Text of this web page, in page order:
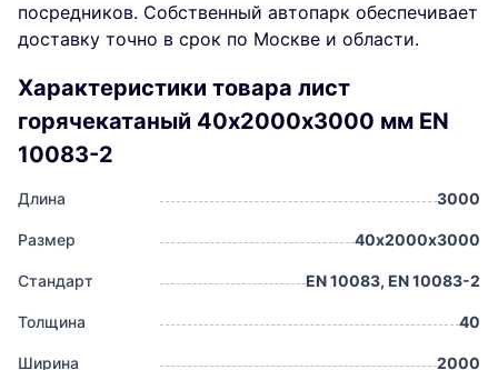
посредников. Собственный автопарк обеспечивает
доставку точно в срок по Москве и области.
Характеристики товара лист
горячекатаный 40х2000х3000 мм EN
10083-2
Длина 3000
Размер 40х2000х3000
Стандарт EN 10083, EN 10083-2
Толщина 40
Ширина 2000